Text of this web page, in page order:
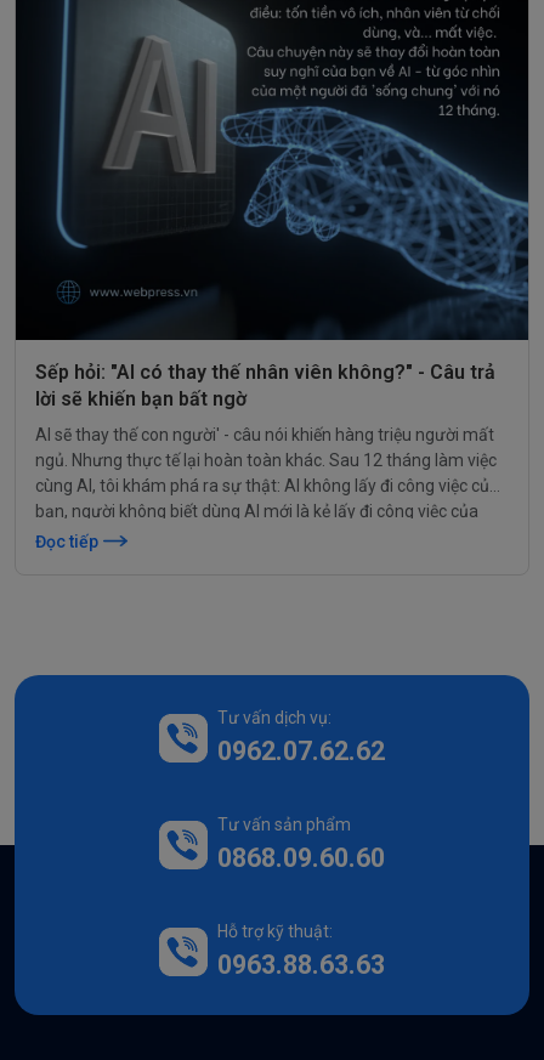
Sếp hỏi: "AI có thay thế nhân viên không?" - Câu trả
lời sẽ khiến bạn bất ngờ
AI sẽ thay thế con người' - câu nói khiến hàng triệu người mất
ngủ. Nhưng thực tế lại hoàn toàn khác. Sau 12 tháng làm việc
cùng AI, tôi khám phá ra sự thật: AI không lấy đi công việc của
bạn, người không biết dùng AI mới là kẻ lấy đi công việc của
bạn. Và đây là cách để bạn nằm trong nhóm thứ hai.
Đọc tiếp
Tư vấn dịch vụ:
0962.07.62.62
Tư vấn sản phẩm
0868.09.60.60
Hỗ trợ kỹ thuật:
0963.88.63.63